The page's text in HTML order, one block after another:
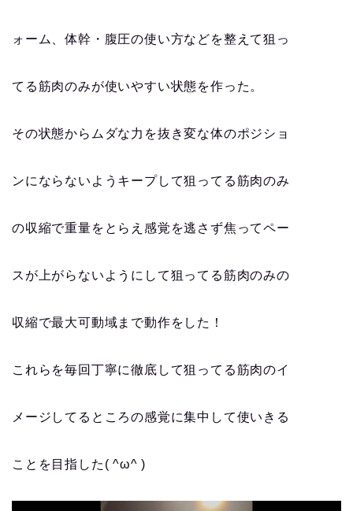
ォーム、体幹・腹圧の使い方などを整えて狙っ
てる筋肉のみが使いやすい状態を作った。
その状態からムダな力を抜き変な体のポジショ
ンにならないようキープして狙ってる筋肉のみ
の収縮で重量をとらえ感覚を逃さず焦ってペー
スが上がらないようにして狙ってる筋肉のみの
収縮で最大可動域まで動作をした！
これらを毎回丁寧に徹底して狙ってる筋肉のイ
メージしてるところの感覚に集中して使いきる
ことを目指した( ^ω^ )